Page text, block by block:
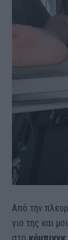
Από την
γιο της και